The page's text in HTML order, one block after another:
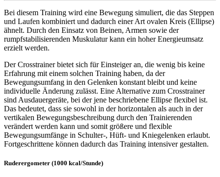
Bei diesem Training wird eine Bewegung simuliert, die das Steppen
und Laufen kombiniert und dadurch einer Art ovalen Kreis (Ellipse)
ähnelt. Durch den Einsatz von Beinen, Armen sowie der
rumpfstabilisierenden Muskulatur kann ein hoher Energieumsatz
erzielt werden.
Der Crosstrainer bietet sich für Einsteiger an, die wenig bis keine
Erfahrung mit einem solchen Training haben, da der
Bewegungsumfang in den Gelenken konstant bleibt und keine
individuelle Änderung zulässt. Eine Alternative zum Crosstrainer
sind Ausdauergeräte, bei der jene beschriebene Ellipse flexibel ist.
Das bedeutet, dass sie sowohl in der horizontalen als auch in der
vertikalen Bewegungsbeschreibung durch den Trainierenden
verändert werden kann und somit größere und flexible
Bewegungsumfänge in Schulter-, Hüft- und Kniegelenken erlaubt.
Fortgeschrittene können dadurch das Training intensiver gestalten.
Ruderergometer (1000 kcal/Stunde)